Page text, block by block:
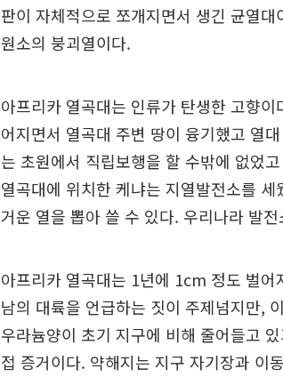
판이 자체적으로 쪼개지면서 생긴 균열
원소의 붕괴열이다.
아프리카 열곡대는 인류가 탄생한 고향
어지면서 열곡대 주변 땅이 융기했고 열
는 초원에서 직립보행을 할 수밖에 없었
열곡대에 위치한 케냐는 지열발전소를
거운 열을 뽑아 쓸 수 있다. 우리나라 발
아프리카 열곡대는 1년에 1cm 정도 벌
남의 대륙을 언급하는 짓이 주제넘지만,
우라늄양이 초기 지구에 비해 줄어들고
접 증거이다. 약해지는 지구 자기장과 이